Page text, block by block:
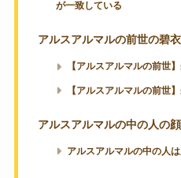
が一致している
アルスアルマルの前世の碧
【アルスアルマルの前世
【アルスアルマルの前世
アルスアルマルの中の人の
アルスアルマルの中の人